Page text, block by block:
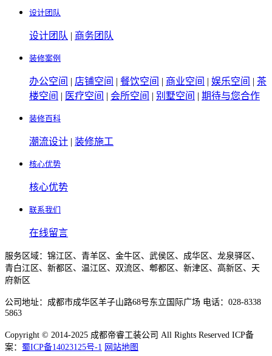
设计团队
设计团队 | 商务团队
装修案例
办公空间 | 店铺空间 | 餐饮空间 | 商业空间 | 娱乐空间 | 茶
楼空间 | 医疗空间 | 会所空间 | 别墅空间 | 期待与您合作
装修百科
潮流设计 | 装修施工
核心优势
核心优势
联系我们
在线留言
服务区域：锦江区、青羊区、金牛区、武侯区、成华区、龙泉驿区、
青白江区、新都区、温江区、双流区、郫都区、新津区、高新区、天
府新区
公司地址：成都市成华区羊子山路68号东立国际广场 电话：028-8338
5863
Copyright © 2014-2025 成都帝睿工装公司 All Rights Reserved ICP备
案： 蜀ICP备14023125号-1 网站地图